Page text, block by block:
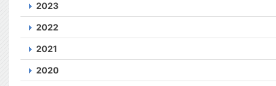
2023
2022
2021
2020